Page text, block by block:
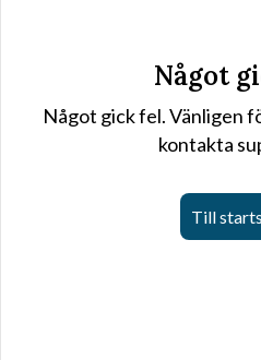
Något
Något gick fel. Vänligen
kontakta
Till